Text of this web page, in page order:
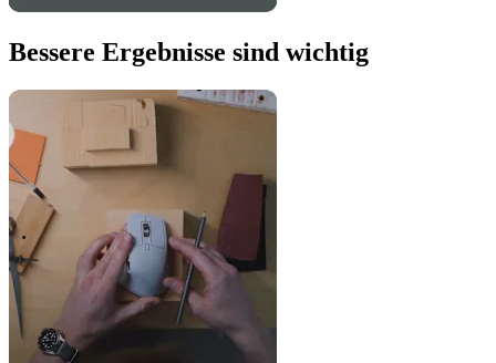
Bessere Ergebnisse sind wichtig